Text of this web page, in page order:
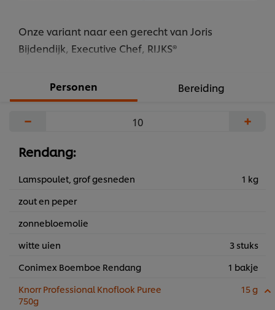
Onze variant naar een gerecht van Joris
Bijdendijk, Executive Chef, RIJKS®
Personen Bereiding
− +
Rendang:
Lamspoulet, grof gesneden
1 kg
zout en peper
zonnebloemolie
witte uien
3 stuks
Conimex Boemboe Rendang
1 bakje
Knorr Professional Knoflook Puree
750g
15 g